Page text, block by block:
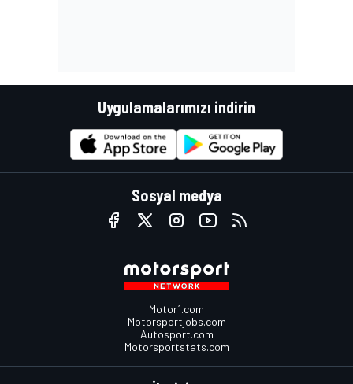
Uygulamalarımızı indirin
Sosyal medya
Motor1.com
Motorsportjobs.com
Autosport.com
Motorsportstats.com